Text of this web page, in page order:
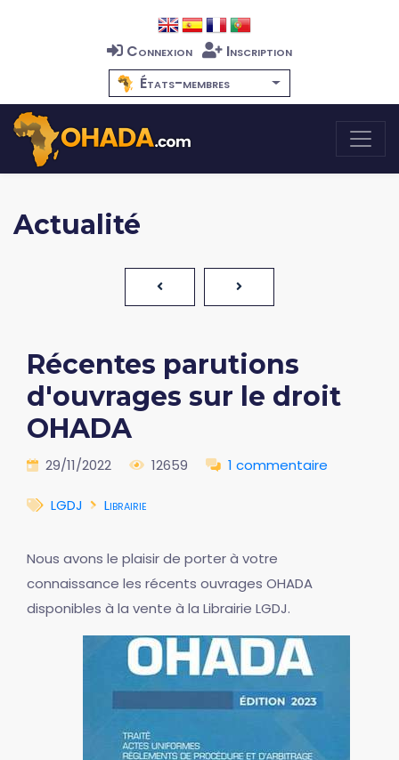
Connexion
Inscription
États-membres
Actualité
Récentes parutions
d'ouvrages sur le droit
OHADA
29/11/2022 12659 1 commentaire
LGDJ Librairie
Nous avons le plaisir de porter à votre
connaissance les récents ouvrages OHADA
disponibles à la vente à la Librairie LGDJ.